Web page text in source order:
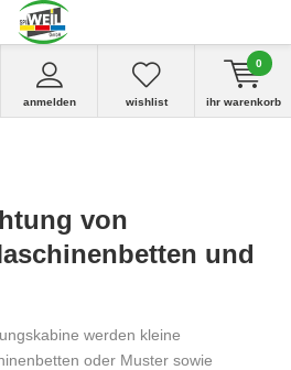
anmelden wishlist ihr warenkorb
0
von
und
werden kleine
oder Muster sowie